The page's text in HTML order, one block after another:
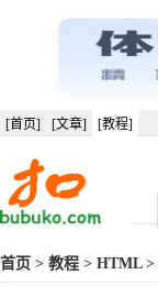
[首页] [文章] [教程]
首页 > 教程 > HTML>